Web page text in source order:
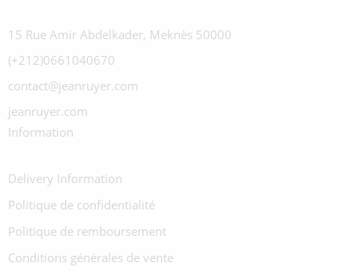
15 Rue Amir Abdelkader, Meknès 50000
(+212)0661040670
contact@jeanruyer.com
jeanruyer.com
Information
Delivery Information
Politique de confidentialité
Politique de remboursement
Conditions générales de vente